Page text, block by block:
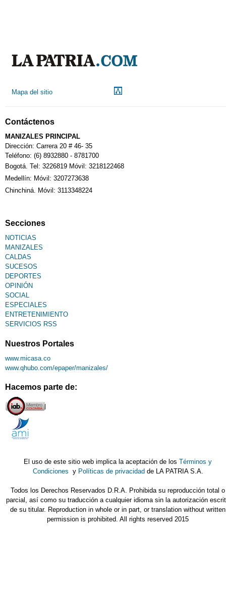
Mapa del sitio
Contáctenos
MANIZALES PRINCIPAL
Dirección: Carrera 20 # 46- 35
Teléfono: (6) 8932880 - 8781700
Bogotá. Tel: 3226819 Móvil: 3218122468
Medellín: Móvil: 3207273638
Chinchiná. Móvil: 3113348224
Secciones
NOTICIAS
MANIZALES
CALDAS
SUCESOS
DEPORTES
OPINIÓN
SOCIAL
ESPECIALES
ENTRETENIMIENTO
SERVICIOS RSS
Nuestros Portales
www.micasa.co
www.qhubo.com/epaper/manizales/
Hacemos parte de:
El uso de este sitio web implica la aceptación de losTérminos y
Condiciones y Políticas de privacidad de LA PATRIA S.A.
Todos los Derechos Reservados D.R.A. Prohibida su reproducción total o
parcial, así como su traducción a cualquier idioma sin la autorización
de su titular. Reproduction in whole or in part, or translation without written
permission is prohibited. All rights reserved 2015